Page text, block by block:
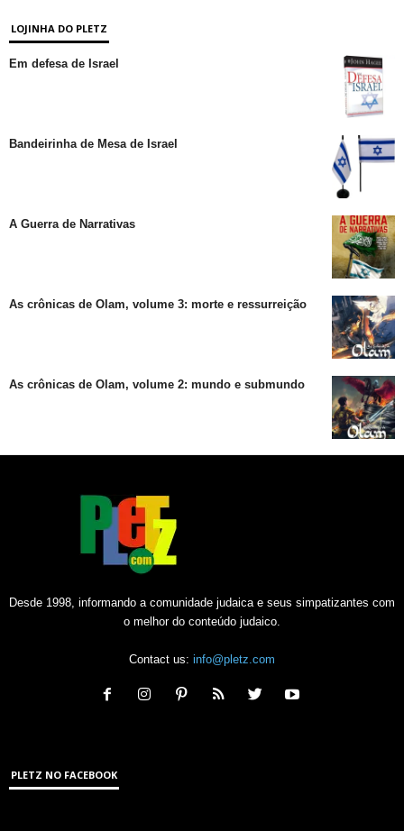
LOJINHA DO PLETZ
Em defesa de Israel
Bandeirinha de Mesa de Israel
A Guerra de Narrativas
As crônicas de Olam, volume 3: morte e ressurreição
As crônicas de Olam, volume 2: mundo e submundo
Desde 1998, informando a comunidade judaica e seus simpatizantes com
o melhor do conteúdo judaico.
Contact us: info@pletz.com
PLETZ NO FACEBOOK